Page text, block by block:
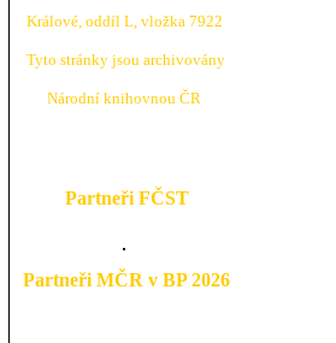
Králové, oddíl L, vložka 7922
Tyto stránky jsou archivovány
Národní knihovnou ČR
Partneři FČST
Partneři MČR v BP 2026